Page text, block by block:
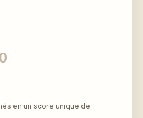
en un score unique de